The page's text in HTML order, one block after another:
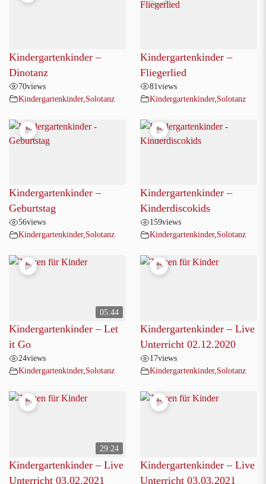
Kindergartenkinder –
Dinotanz
70views
Kindergartenkinder, Solotanz
Kindergartenkinder –
Fliegerlied
81views
Kindergartenkinder, Solotanz
Kindergartenkinder –
Geburtstag
56views
Kindergartenkinder,Solotanz
Kindergartenkinder –
Kinderdiscokids
159views
Kindergartenkinder,Solotanz
05:44
Kindergartenkinder – Let
it Go
24views
Kindergartenkinder, Solotanz
Kindergartenkinder – Live
Unterricht 02.12.2020
17views
Kindergartenkinder, Solotanz
29:24
Kindergartenkinder – Live
Unterricht 03.02.2021
Kindergartenkinder – Live
Unterricht 03.03.2021